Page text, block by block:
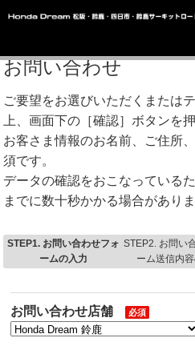
お問い合わせ
ご要望をお選びいただくまたは
上、画面下の［確認］ボタンを
お客さま情報のお名前、ご住所
須です。
データの確認をおこなっている
までに数十秒かかる場合がありま
STEP1. お問い合わせフォ
ームの入力
STEP2. お問い
ーム送信内
お問い合わせ店舗 必須